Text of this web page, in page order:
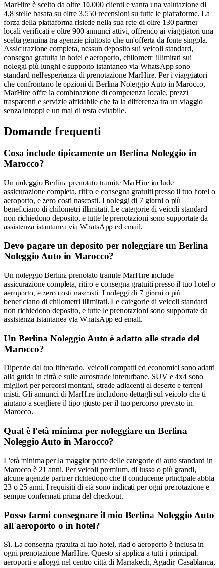
MarHire è scelto da oltre 10.000 clienti e vanta una valutazione di
4,8 stelle basata su oltre 3.550 recensioni su tutte le piattaforme. La
forza della piattaforma risiede nella sua rete di oltre 130 partner
locali verificati e oltre 900 annunci attivi, offrendo ai viaggiatori una
scelta genuina tra agenzie piuttosto che un'offerta da fonte singola.
Assicurazione completa, nessun deposito sui veicoli standard,
consegna gratuita in hotel e aeroporto, chilometri illimitati sui
noleggi più lunghi e supporto istantaneo via WhatsApp sono
standard nell'esperienza di prenotazione MarHire. Per i viaggiatori
che confrontano le opzioni di Berlina Noleggio Auto in Marocco,
MarHire offre la combinazione di competenza locale, prezzi
trasparenti e servizio affidabile che fa la differenza tra un viaggio
senza intoppi e un mal di testa evitabile.
Domande frequenti
Cosa include tipicamente un Berlina Noleggio in
Marocco?
Un noleggio Berlina prenotato tramite MarHire include
assicurazione completa, ritiro e consegna gratuiti presso il tuo hotel o
aeroporto, e zero costi nascosti. I noleggi di 7 giorni o più
beneficiano di chilometri illimitati. Le categorie di veicoli standard
non richiedono deposito, e tutte le prenotazioni sono supportate da
assistenza istantanea via WhatsApp ed email.
Devo pagare un deposito per noleggiare un Berlina
Noleggio Auto in Marocco?
Un noleggio Berlina prenotato tramite MarHire include
assicurazione completa, ritiro e consegna gratuiti presso il tuo hotel o
aeroporto, e zero costi nascosti. I noleggi di 7 giorni o più
beneficiano di chilometri illimitati. Le categorie di veicoli standard
non richiedono deposito, e tutte le prenotazioni sono supportate da
assistenza istantanea via WhatsApp ed email.
Un Berlina Noleggio Auto è adatto alle strade del
Marocco?
Dipende dal tuo itinerario. Veicoli compatti ed economici sono adatti
alla guida in città e sulle autostrade interurbane. SUV e 4x4 sono
migliori per percorsi montani, strade adiacenti al deserto e terreni
misti. Gli annunci di MarHire includono dettagli sul veicolo che ti
aiutano a scegliere il tipo giusto per il tuo percorso previsto in
Marocco.
Qual è l'età minima per noleggiare un Berlina
Noleggio Auto in Marocco?
L'età minima per la maggior parte delle categorie di auto standard in
Marocco è 21 anni. Per veicoli premium, di lusso o più grandi,
alcune agenzie partner richiedono che il conducente principale abbia
23 o 25 anni. I requisiti di età sono indicati per ogni prenotazione e
sempre confermati prima del checkout.
Posso farmi consegnare il mio Berlina Noleggio Auto
all'aeroporto o in hotel?
Sì. La consegna gratuita al tuo hotel, riad o aeroporto è inclusa in
ogni prenotazione MarHire. Questo si applica a tutti i principali
aeroporti e alloggi nel centro città di Marrakech, Agadir, Casablanca,